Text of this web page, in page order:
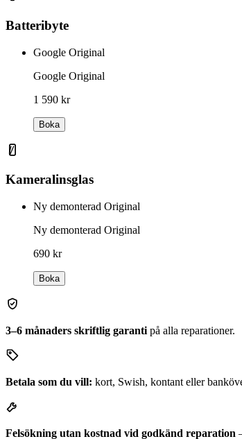
Batteribyte
Google Original
Google Original
1 590 kr
Boka
Kameralinsglas
Ny demonterad Original
Ny demonterad Original
690 kr
Boka
3–6 månaders skriftlig garanti på alla reparationer.
Betala som du vill: kort, Swish, kontant eller
Felsökning utan kostnad vid godkänd reparation